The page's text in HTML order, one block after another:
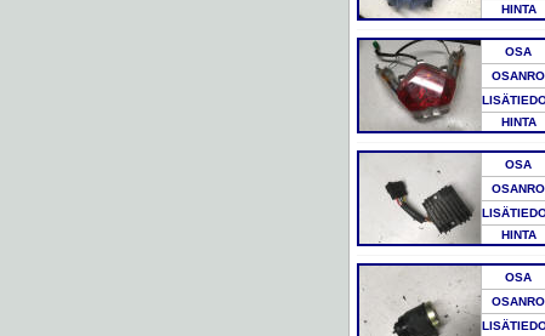
HINTA
OSA
OSANRO
HINTA
OSA
OSANRO
HINTA
OSA
OSANRO